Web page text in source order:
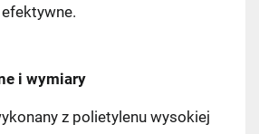
i wymiary
z polietylenu wysokiej